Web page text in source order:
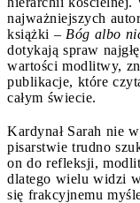
najważniejszych
książki – Bóg albo
dotykają spraw
wartości modlitwy,
publikacje, które
całym świecie.
Kardynał Sarah nie
pisarstwie trudno
on do refleksji,
dlatego wielu widzi
się frakcyjnemu